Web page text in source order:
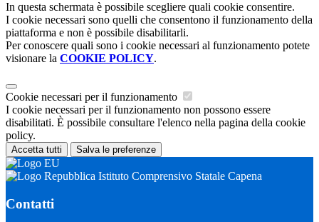
In questa schermata è possibile scegliere quali cookie consentire.
I cookie necessari sono quelli che consentono il funzionamento della
piattaforma e non è possibile disabilitarli.
Per conoscere quali sono i cookie necessari al funzionamento potete
visionare la COOKIE POLICY.
Cookie necessari per il funzionamento
I cookie necessari per il funzionamento non possono essere
disabilitati. È possibile consultare l'elenco nella pagina della cookie
policy.
Accetta tutti Salva le preferenze
Istituto Comprensivo Statale Capena
Contatti